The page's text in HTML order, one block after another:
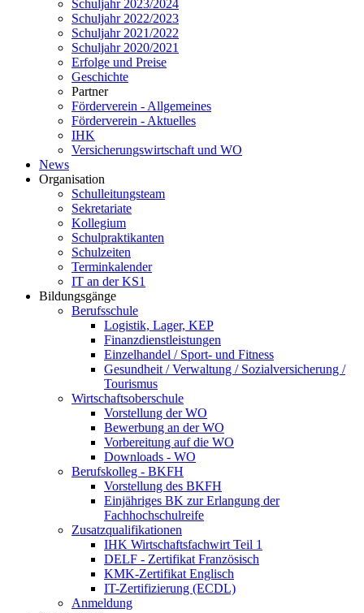
Schuljahr 2023/2024
Schuljahr 2022/2023
Schuljahr 2021/2022
Schuljahr 2020/2021
Erfolge und Preise
Geschichte
Partner
Förderverein - Allgemeines
Förderverein - Aktuelles
IHK
Versicherungswirtschaft und WO
News
Organisation
Schulleitungsteam
Sekretariate
Kollegium
Schulpraktikanten
Schulzeiten
Terminkalender
IT an der KS1
Bildungsgänge
Berufsschule
Logistik, Lager, KEP
Finanzdienstleistungen
Einzelhandel / Sport- und Fitness
Gesundheit / Verwaltung / Sozialversicherung /
Tourismus
Wirtschaftsoberschule
Vorstellung der WO
Bewerbung an der WO
Vorbereitung auf die WO
Downloads - WO
Berufskolleg - BKFH
Vorstellung des BKFH
Einjähriges BK zur Erlangung der
Fachhochschulreife
Zusatzqualifikationen
IHK Wirtschaftsfachwirt Teil 1
DELF - Zertifikat Französisch
KMK-Zertifikat Englisch
IT-Zertifizierung (ECDL)
Anmeldung